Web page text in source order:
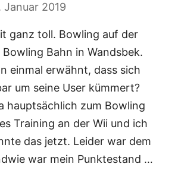
Januar 2019
ganz toll. Bowling auf der
Bahn in Wandsbek.
einmal erwähnt, dass sich
um seine User kümmert?
hauptsächlich zum Bowling
Training an der Wii und ich
das jetzt. Leider war dem
war mein Punktestand …